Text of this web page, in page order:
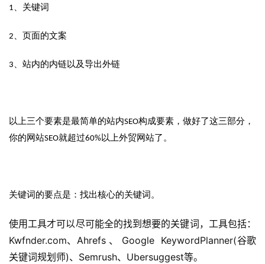
1、关键词
2、页面的文案
3、站内的内链以及导出外链
以上三个要素是最简单的站内SEO构成要素，做好了这三部分，
你的网站SEO就超过60%以上外贸网站了。
关键词的要点是：找出核心的关键词。
使用工具才可以尽可能全的找到想要的关键词，工具包括：
Kwfnder.com、Ahrefs 、 Google KeywordPlanner(谷歌
关键词规划师)、Semrush、Ubersuggest等。